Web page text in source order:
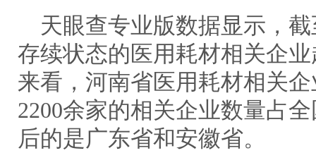
天眼查专业版数据显示，
存续状态的医用耗材相关企
来看，河南省医用耗材相关
2200余家的相关企业数量占
后的是广东省和安徽省。